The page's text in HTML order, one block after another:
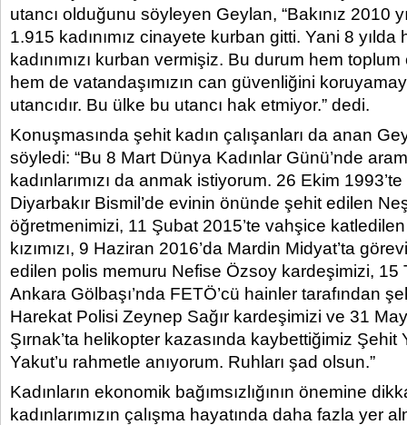
utancı olduğunu söyleyen Geylan, “Bakınız 2010
1.915 kadınımız cinayete kurban gitti. Yani 8
kadınımızı kurban vermişiz. Bu durum hem
hem de vatandaşımızın can güvenliğini
utancıdır. Bu ülke bu utancı hak etmiyor.” dedi.
Konuşmasında şehit kadın çalışanları da anan
söyledi: “Bu 8 Mart Dünya Kadınlar Günü’nde
kadınlarımızı da anmak istiyorum. 26 Ekim 1993’te
Diyarbakır Bismil’de evinin önünde şehit edilen
öğretmenimizi, 11 Şubat 2015’te vahşice
kızımızı, 9 Haziran 2016’da Mardin Midyat’ta
edilen polis memuru Nefise Özsoy kardeşimizi, 15
Ankara Gölbaşı’nda FETÖ’cü hainler tarafından
Harekat Polisi Zeynep Sağır kardeşimizi ve 31
Şırnak’ta helikopter kazasında kaybettiğimiz Şehit
Yakut’u rahmetle anıyorum. Ruhları şad olsun.”
Kadınların ekonomik bağımsızlığının önemine
kadınlarımızın çalışma hayatında daha fazla yer